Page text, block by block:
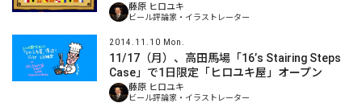
藤原 ヒロユキ
ビール評論家・イラストレーター
2014.11.10 Mon.
11/17（月）、高田馬場「16’s Stairing Steps
Case」で1日限定「ヒロユキ屋」オープン
藤原 ヒロユキ
ビール評論家・イラストレーター